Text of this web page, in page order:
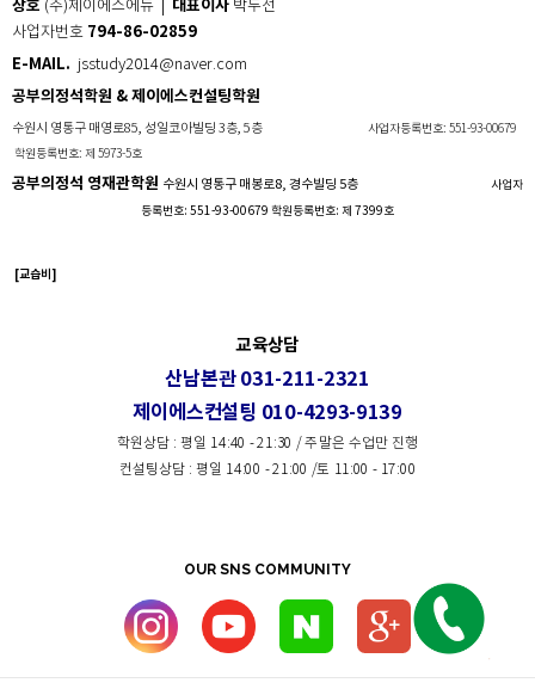
상호 (주)제이에스에듀 │ 대표이사 박두선
사업자번호 794-86-02859
E-MAIL. jsstudy2014@naver.com
공부의정석학원 & 제이에스컨설팅학원
수원시 영통구 매영로85, 성일코아빌딩 3층, 5층 사업자등록번호: 551-93-00679
학원등록번호: 제 5973-5호
공부의정석 영재관학원 수원시 영통구 매봉로8, 경수빌딩 5층
사업자
등록번호: 551-93-00679 학원등록번호: 제 7399호
[교습비]
교육상담
산남본관 031-211-2321
제이에스컨설팅 010-4293-9139
학원상담 : 평일 14:40 - 21:30 / 주말은 수업만 진행
컨설팅상담 : 평일 14:00 - 21:00 /토 11:00 - 17:00
OUR SNS COMMUNITY